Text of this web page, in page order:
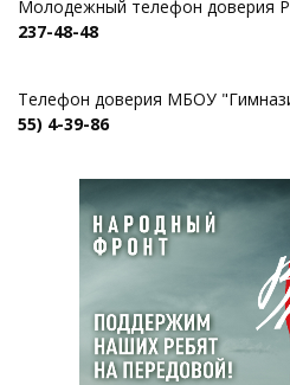
Молодежный телефон доверия
237-48-48
Телефон доверия МБОУ
55) 4-39-86